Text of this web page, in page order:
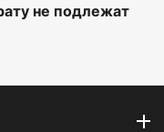
не подлежат